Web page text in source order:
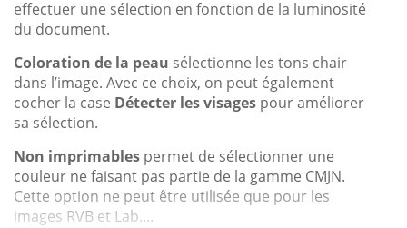
effectuer une sélection en fonction de la luminosité
du document.
Coloration de la peau sélectionne les tons chair
dans l’image. Avec ce choix, on peut également
cocher la case Détecter les visages pour améliorer
sa sélection.
Non imprimables permet de sélectionner une
couleur ne faisant pas partie de la gamme CMJN.
Cette option ne peut être utilisée que pour les
images RVB et Lab....